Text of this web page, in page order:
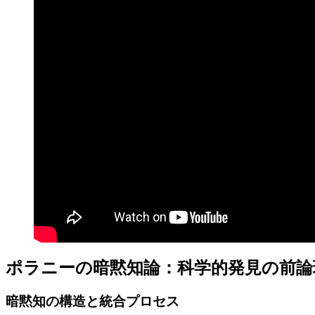
ポラニーの暗黙知論：科学的発見の前
暗黙知の構造と統合プロセス